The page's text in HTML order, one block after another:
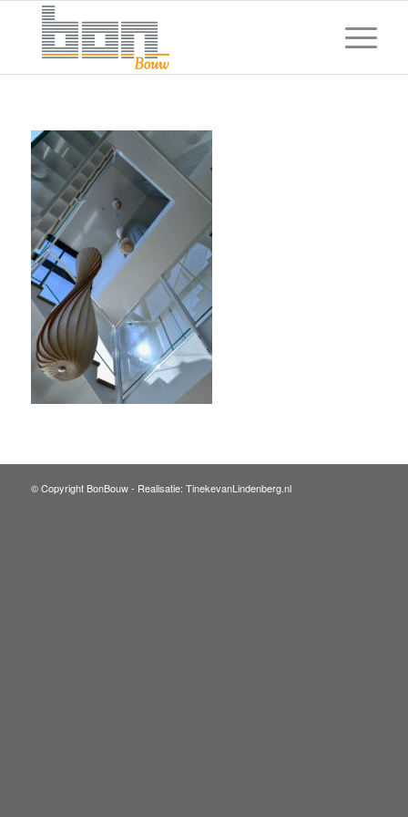
© Copyright BonBouw - Realisatie: TinekevanLindenberg.nl